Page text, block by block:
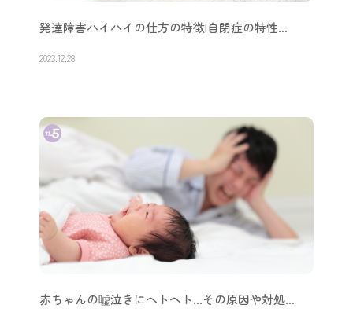
発達障害ハイハイの仕方の特徴|自閉症の特性…